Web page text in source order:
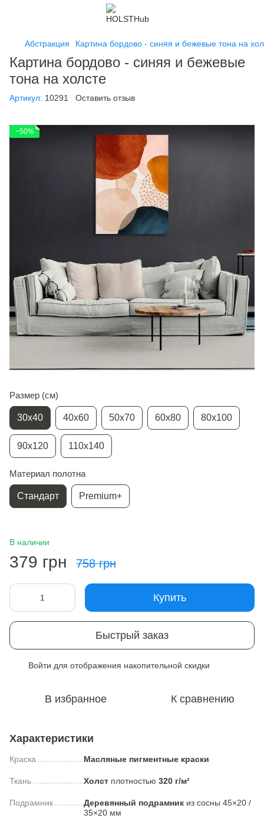
Абстракция Картина бордово - синяя и бежевые тона на
Картина бордово - синяя и бежевые
тона на холсте
Артикул: 10291 Оставить отзыв
−50%
Размер (см)
30х40 40х60 50х70 60х80 80х100
90х120 110х140
Материал полотна
Стандарт Premium+
В наличии
379 грн 758 грн
Купить
Быстрый заказ
Войти для отображения накопительной скидки
В избранное К сравнению
Характеристики
Краска Масляные пигментные краски
Ткань Холст плотностью 320 г/м²
Подрамник Деревянный подрамник из сосны 45×20 /
35×20 мм